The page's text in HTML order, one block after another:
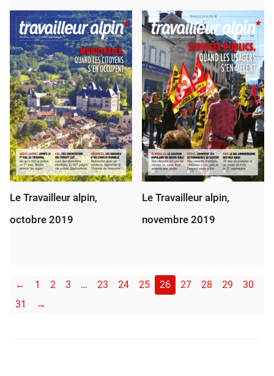
Le Travailleur alpin,
octobre 2019
Le Travailleur alpin,
novembre 2019
← 1 2 3 … 23 24 25 26 27 28 29
30
31
→